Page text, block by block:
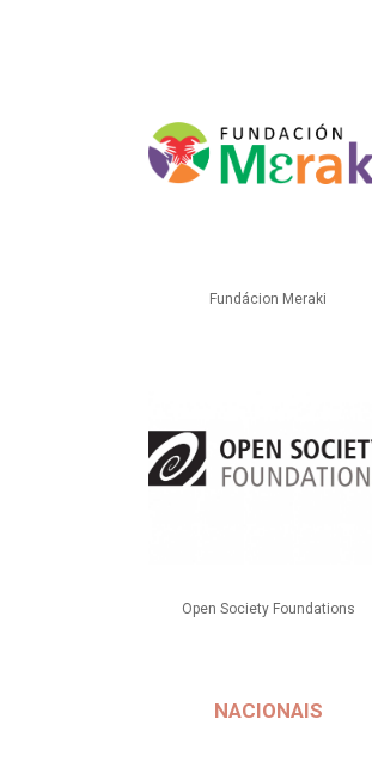
Fundácion Meraki
Open Society Foundations
NACIONAIS